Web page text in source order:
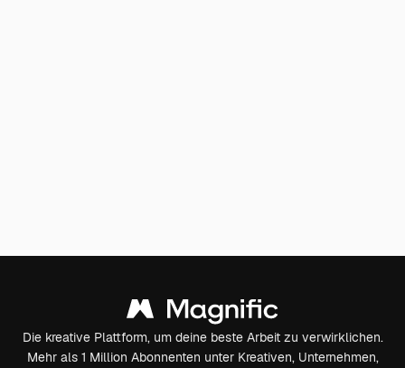
Die kreative Plattform, um deine beste Arbeit zu verwirklichen.
Mehr als 1 Million Abonnenten unter Kreativen, Unternehmen,